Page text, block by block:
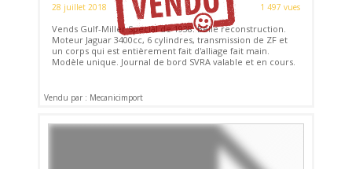
28 juillet 2018
1 497 vues
Vends Gulf-Miller Special de 1938. Belle reconstruction.
Moteur Jaguar 3400cc, 6 cylindres, transmission de ZF et
un corps qui est entièrement fait d'alliage fait main.
Modèle unique. Journal de bord SVRA valable et en cours.
Vendu par : Mecanicimport